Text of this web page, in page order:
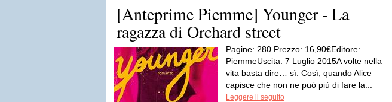
[Anteprime Piemme] Younger - La
ragazza di Orchard street
Pagine: 280 Prezzo: 16,90€Editore:
PiemmeUscita: 7 Luglio 2015A volte nella
vita basta dire… sì. Così, quando Alice
capisce che non ne può più di fare la...
Leggere il seguito